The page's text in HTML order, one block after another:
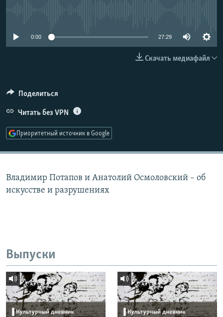
0:00 27:29
Скачать медиафайл
Поделиться
Читать без VPN
Приоритетный источник в Google
Владимир Потапов и Анатолий Осмоловский – об
искусстве и разрушениях
Выпуски